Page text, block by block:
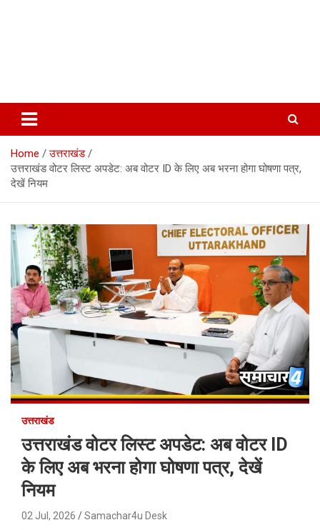
Home
उत्तराखंड
उत्तराखंड वोटर लिस्ट अपडेट: अब वोटर ID के लिए अब भरना होगा घोषणा पत्र,
देखें नियम
उत्तराखंड
उत्तराखंड वोटर लिस्ट अपडेट: अब वोटर ID
के लिए अब भरना होगा घोषणा पत्र, देखें
नियम
02 Jul, 2026 Samachar4u Desk